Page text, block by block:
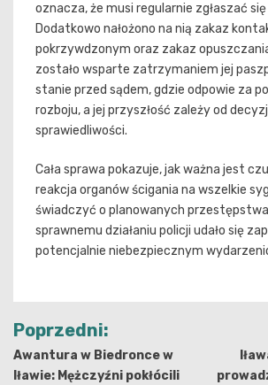
oznacza, że musi regularnie zgłaszać
Dodatkowo nałożono na nią zakaz
pokrzywdzonym oraz zakaz
zostało wsparte zatrzymaniem jej
stanie przed sądem, gdzie odpowie za
rozboju, a jej przyszłość zależy od
sprawiedliwości.
Cała sprawa pokazuje, jak ważna jest
reakcja organów ścigania na wszelkie
świadczyć o planowanych
sprawnemu działaniu policji udało się
potencjalnie niebezpiecznym
Nawigacja
wpisu
Poprzedni:
Awantura w Biedronce w
Iławie: Mężczyźni pokłócili